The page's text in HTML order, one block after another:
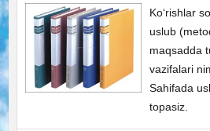
Ko‘rishlar
uslub
maqsadda
vazifalari
Sahifada
topasiz.